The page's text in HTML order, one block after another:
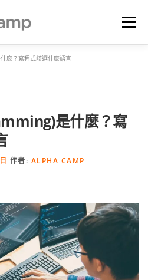
選單
麼？寫程式該選什麼語言
是什麼？寫
作者: ALPHA CAMP